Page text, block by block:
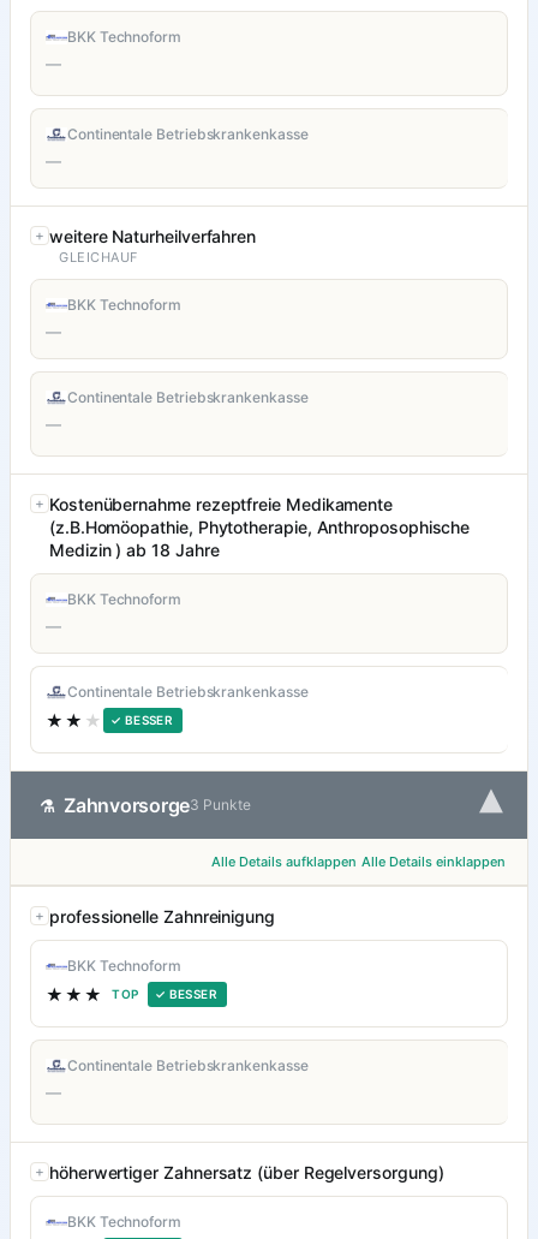
BKK Technoform
—
Continentale Betriebskrankenkasse
—
weitere Naturheilverfahren
GLEICHAUF
BKK Technoform
—
Continentale Betriebskrankenkasse
—
Kostenübernahme rezeptfreie Medikamente
(z.B.Homöopathie, Phytotherapie, Anthroposophische
Medizin ) ab 18 Jahre
BKK Technoform
—
Continentale Betriebskrankenkasse
★★ ★ ✓ BESSER
⚗ Zahnvorsorge3 Punkte ▾
Alle Details aufklappen Alle Details einklappen
professionelle Zahnreinigung
BKK Technoform
★★★ TOP ✓ BESSER
Continentale Betriebskrankenkasse
—
höherwertiger Zahnersatz (über Regelversorgung)
BKK Technoform